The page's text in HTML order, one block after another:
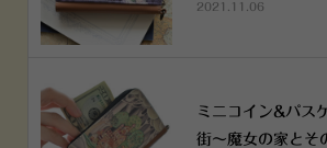
2021.11.06
ミニコイン&パス
街～魔女の家とそ